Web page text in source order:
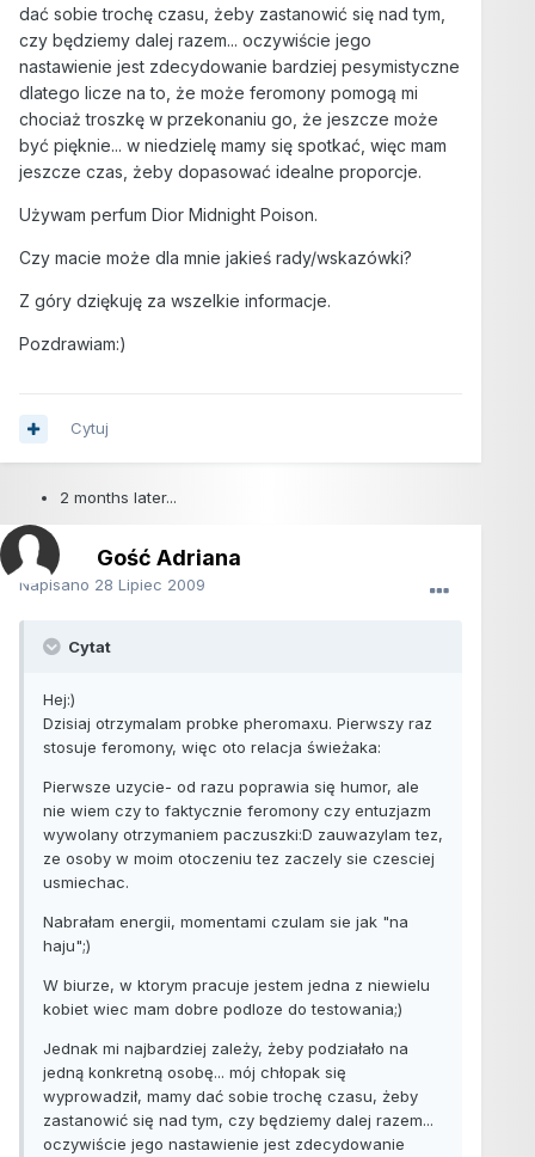
dać sobie trochę czasu, żeby zastanowić się nad tym,
czy będziemy dalej razem... oczywiście jego
nastawienie jest zdecydowanie bardziej pesymistyczne
dlatego licze na to, że może feromony pomogą mi
chociaż troszkę w przekonaniu go, że jeszcze może
być pięknie... w niedzielę mamy się spotkać, więc mam
jeszcze czas, żeby dopasować idealne proporcje.
Używam perfum Dior Midnight Poison.
Czy macie może dla mnie jakieś rady/wskazówki?
Z góry dziękuję za wszelkie informacje.
Pozdrawiam:)
Cytuj
2 months later...
Gość Adriana
Napisano 28 Lipiec 2009
Cytat
Hej:)
Dzisiaj otrzymalam probke pheromaxu. Pierwszy raz
stosuje feromony, więc oto relacja świeżaka:
Pierwsze uzycie- od razu poprawia się humor, ale
nie wiem czy to faktycznie feromony czy entuzjazm
wywolany otrzymaniem paczuszki:D zauwazylam tez,
ze osoby w moim otoczeniu tez zaczely sie czesciej
usmiechac.
Nabrałam energii, momentami czulam sie jak "na
haju";)
W biurze, w ktorym pracuje jestem jedna z niewielu
kobiet wiec mam dobre podloze do testowania;)
Jednak mi najbardziej zależy, żeby podziałało na
jedną konkretną osobę... mój chłopak się
wyprowadził, mamy dać sobie trochę czasu, żeby
zastanowić się nad tym, czy będziemy dalej razem...
oczywiście jego nastawienie jest zdecydowanie